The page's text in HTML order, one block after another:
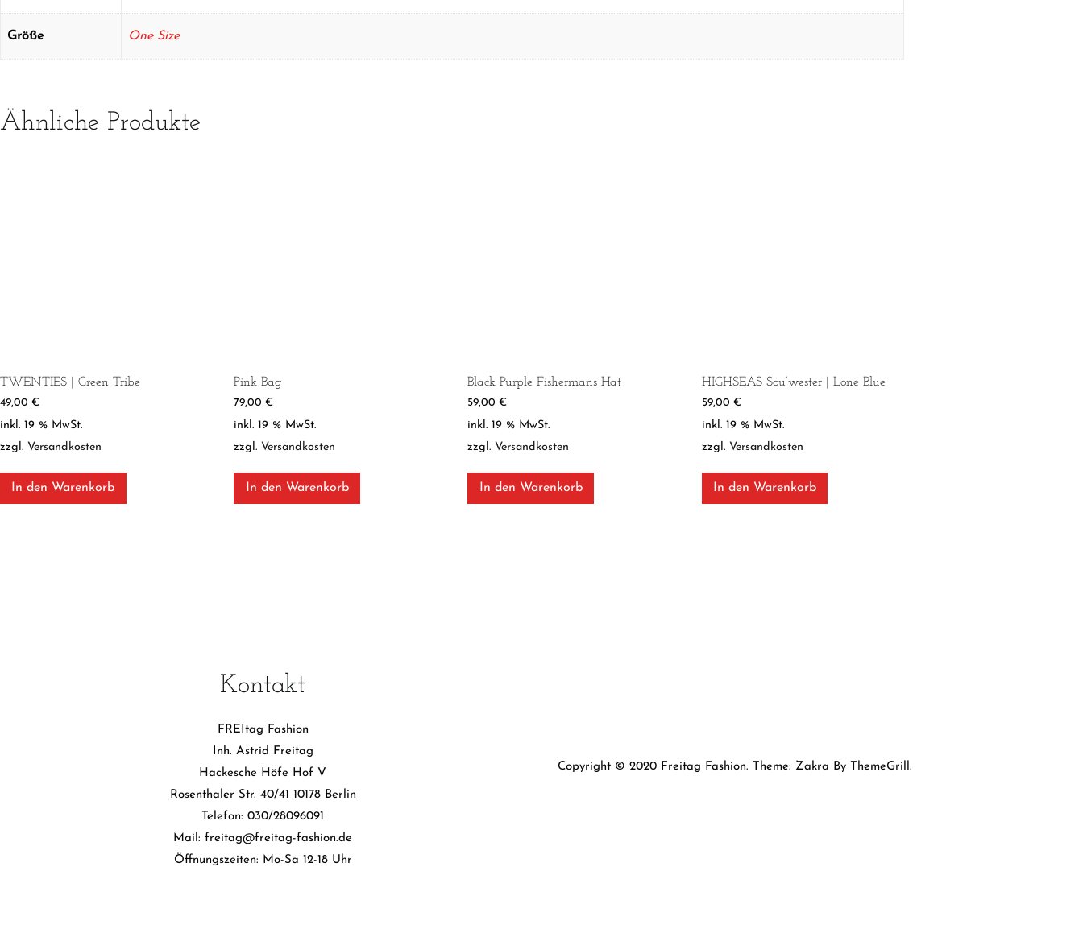
Größe One Size
Ähnliche Produkte
TWENTIES | Green Tribe
49,00 €
inkl. 19 % MwSt.
zzgl. Versandkosten
In den Warenkorb
Pink Bag
79,00€
inkl. 19 % MwSt.
zzgl. Versandkosten
In den Warenkorb
Black Purple Fishermans Hat
59,00€
inkl. 19 % MwSt.
zzgl. Versandkosten
In den Warenkorb
HIGHSEAS Sou’wester | Lone Blue
59,00 €
inkl. 19 % MwSt.
zzgl. Versandkosten
In den Warenkorb
Kontakt
FREItag Fashion
Inh. Astrid Freitag
Hackesche Höfe Hof V
Rosenthaler Str. 40/41 10178 Berlin
Telefon: 030/28096091
Mail: freitag@freitag-fashion.de
Öffnungszeiten: Mo-Sa 12-18 Uhr
Copyright © 2020 Freitag Fashion. Theme: Zakra By ThemeGrill.